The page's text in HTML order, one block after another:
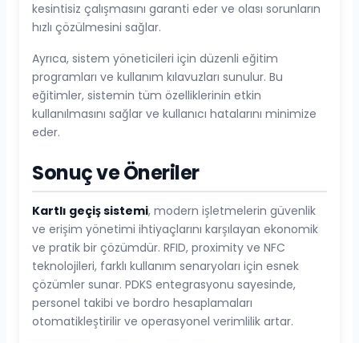
kesintisiz çalışmasını garanti eder ve olası sorunların
hızlı çözülmesini sağlar.
Ayrıca, sistem yöneticileri için düzenli eğitim
programları ve kullanım kılavuzları sunulur. Bu
eğitimler, sistemin tüm özelliklerinin etkin
kullanılmasını sağlar ve kullanıcı hatalarını minimize
eder.
Sonuç ve Öneriler
Kartlı geçiş sistemi, modern işletmelerin güvenlik
ve erişim yönetimi ihtiyaçlarını karşılayan ekonomik
ve pratik bir çözümdür. RFID, proximity ve NFC
teknolojileri, farklı kullanım senaryoları için esnek
çözümler sunar. PDKS entegrasyonu sayesinde,
personel takibi ve bordro hesaplamaları
otomatikleştirilir ve operasyonel verimlilik artar.